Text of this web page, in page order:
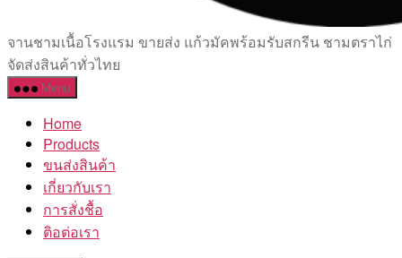
เซรามิค
ครบ
ครัน
โรงงาน
จานชามเนื้อโรงแรม ขายส่ง แก้วมัคพร้อมรับสกรีน ชามตราไก่
จัดส่งสินค้าทั่วไทย
Menu
Home
Products
ขนส่งสินค้า
เกี่ยวกับเรา
การสั่งชื้อ
ติอต่อเรา